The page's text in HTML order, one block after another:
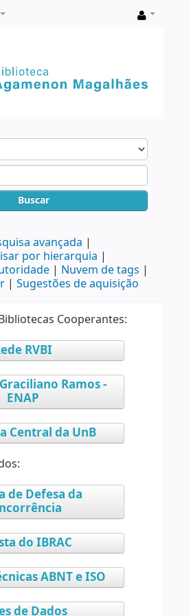
Buscar
avançada
por hierarquia
Nuvem de tags
Sugestões de aquisição
Cooperantes:
RVBI
Ramos -
ENAP
Central da UnB
de Defesa da
do IBRAC
ABNT e ISO
de Dados